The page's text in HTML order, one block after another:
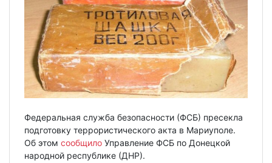
Федеральная служба безопасности (ФСБ) пресекла
подготовку террористического акта в Мариуполе.
Об этом сообщило Управление ФСБ по Донецкой
народной республике (ДНР).